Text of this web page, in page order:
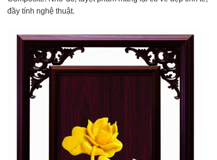
đầy tính nghệ thuật.